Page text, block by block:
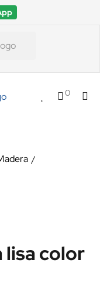
0
lisa color